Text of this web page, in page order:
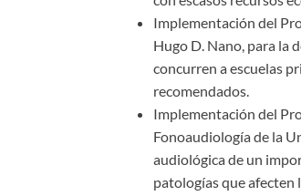
Implementación del
Hugo D. Nano, para la
concurren a escuelas
recomendados.
Implementación del
Fonoaudiología de la
audiológica de un
patologías que afecten